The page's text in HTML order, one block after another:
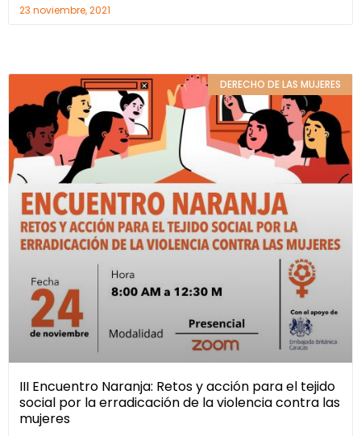
23 noviembre, 2021
DERECHO DE LAS MUJERES
III Encuentro Naranja: Retos y acción para el tejido
social por la erradicación de la violencia contra las
mujeres